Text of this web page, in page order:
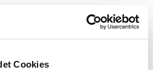
Cookies